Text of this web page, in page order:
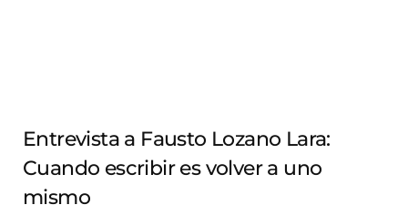
Entrevista a Fausto Lozano Lara:
Cuando escribir es volver a uno
mismo